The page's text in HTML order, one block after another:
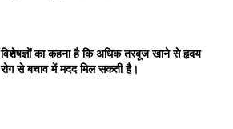
विशेषज्ञों का कहना है कि अधिक तरबूज खाने से हृदय
रोग से बचाव में मदद मिल सकती है।